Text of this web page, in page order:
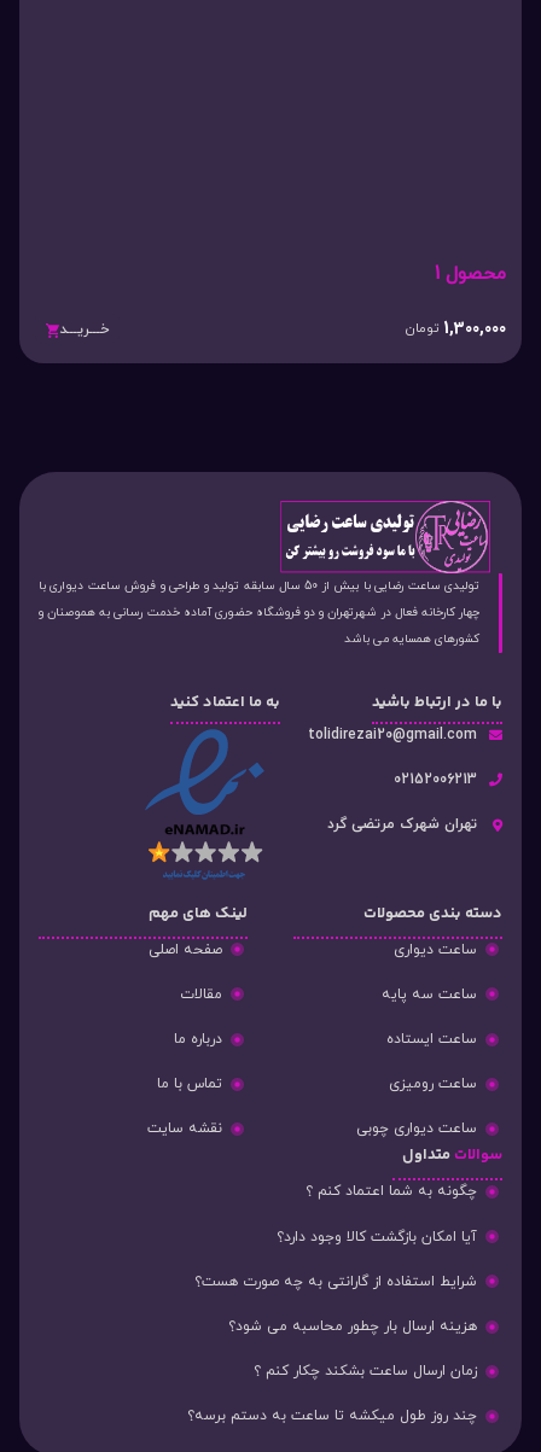
محصول 1
1,300,000 تومان خـــریـــد
تولیدی ساعت رضایی با بیش از 50 سال سابقه تولید و طراحی و فروش ساعت دیواری با
چهار کارخانه فعال در شهرتهران و دو فروشگاه حضوری آماده خدمت رسانی به هموصنان و
کشورهای همسایه می باشد
با ما در ارتباط باشید
tolidirezai20@gmail.com
02152006213
تهران شهرک مرتضی گرد
به ما اعتماد کنید
دسته‌ بندی محصولات
ساعت دیواری
ساعت سه پایه
ساعت ایستاده
ساعت رومیزی
ساعت دیواری چوبی
لینک های مهم
صفحه اصلی
مقالات
درباره ما
تماس با ما
نقشه سایت
سوالات متداول
چگونه به شما اعتماد کنم ؟
آیا امکان بازگشت کالا وجود دارد؟
شرایط استفاده از گارانتی به چه صورت هست؟
هزینه ارسال بار چطور محاسبه می شود؟
زمان ارسال ساعت بشکند چکار کنم ؟
چند روز طول میکشه تا ساعت به دستم برسه؟